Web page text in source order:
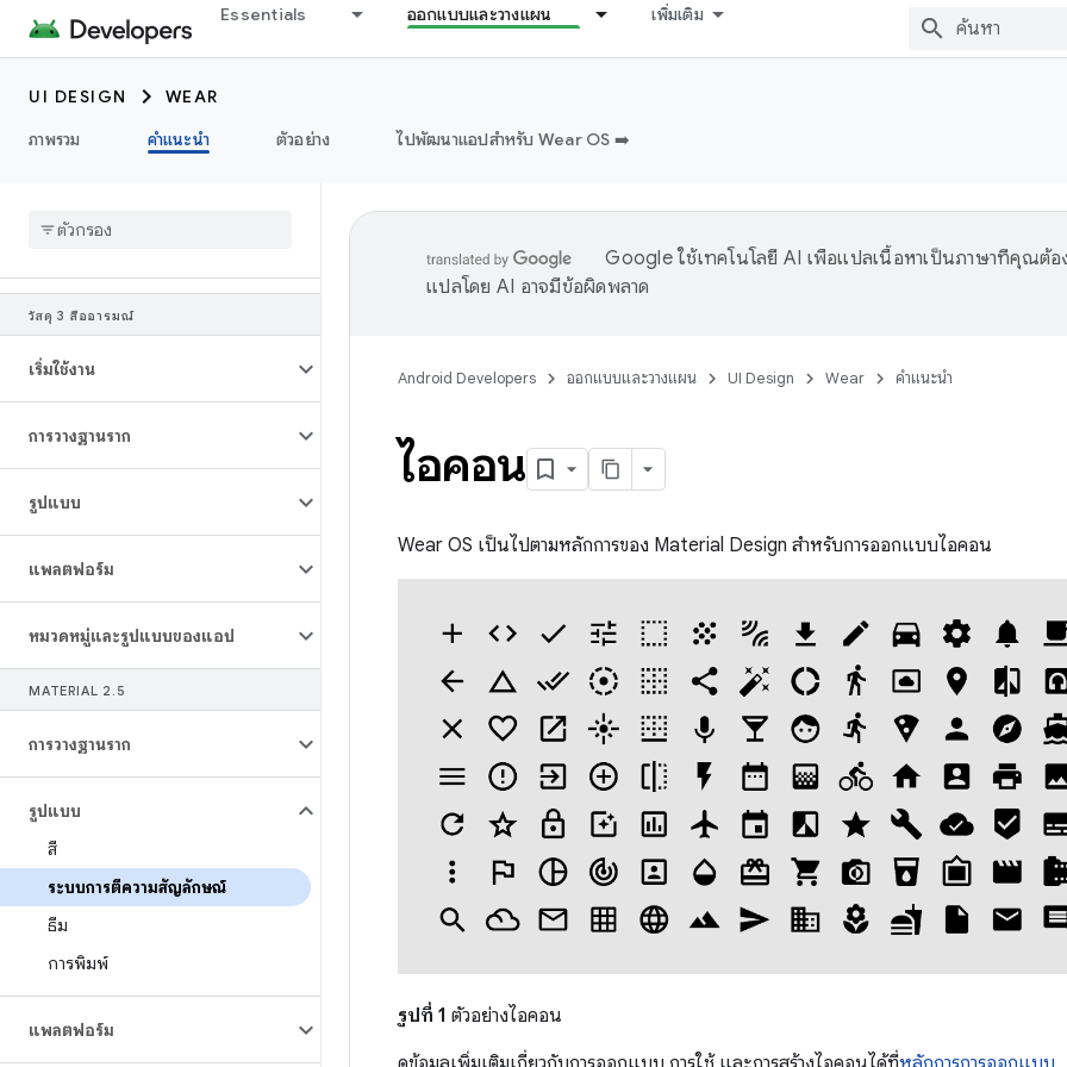
Essentials ออกแบบและวางแผน เพิ่มเติม
UI DESIGN
WEAR
ภาพรวม
คำแนะนำ ตัวอย่าง ไปพัฒนาแอปสำหรับ Wear OS ➡️
วัสดุ 3 สื่ออารมณ์
เริ่มใช้งาน
การวางฐานราก
รูปแบบ
แพลตฟอร์ม
หมวดหมู่และรูปแบบของแอป
MATERIAL 2 . 5
การวางฐานราก
รูปแบบ
สี
ระบบการตีความสัญลักษณ์
ธีม
การพิมพ์
แพลตฟอร์ม
Google ใช้เทคโนโลยี AI เพื่อแปลเนื้อหาเป็นภาษาที่คุณต้อง
แปลโดย AI อาจมีข้อผิดพลาด
Android Developers ออกแบบและวางแผน UI Design Wear คำแนะนำ
ไอคอน
Wear OS เป็นไปตามหลักการของ Material Design สำหรับการออกแบบไอคอน
รูปที่ 1 ตัวอย่างไอคอน